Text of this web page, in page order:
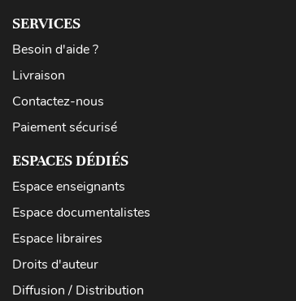
SERVICES
Besoin d'aide ?
Livraison
Contactez-nous
Paiement sécurisé
ESPACES DÉDIÉS
Espace enseignants
Espace documentalistes
Espace libraires
Droits d'auteur
Diffusion / Distribution